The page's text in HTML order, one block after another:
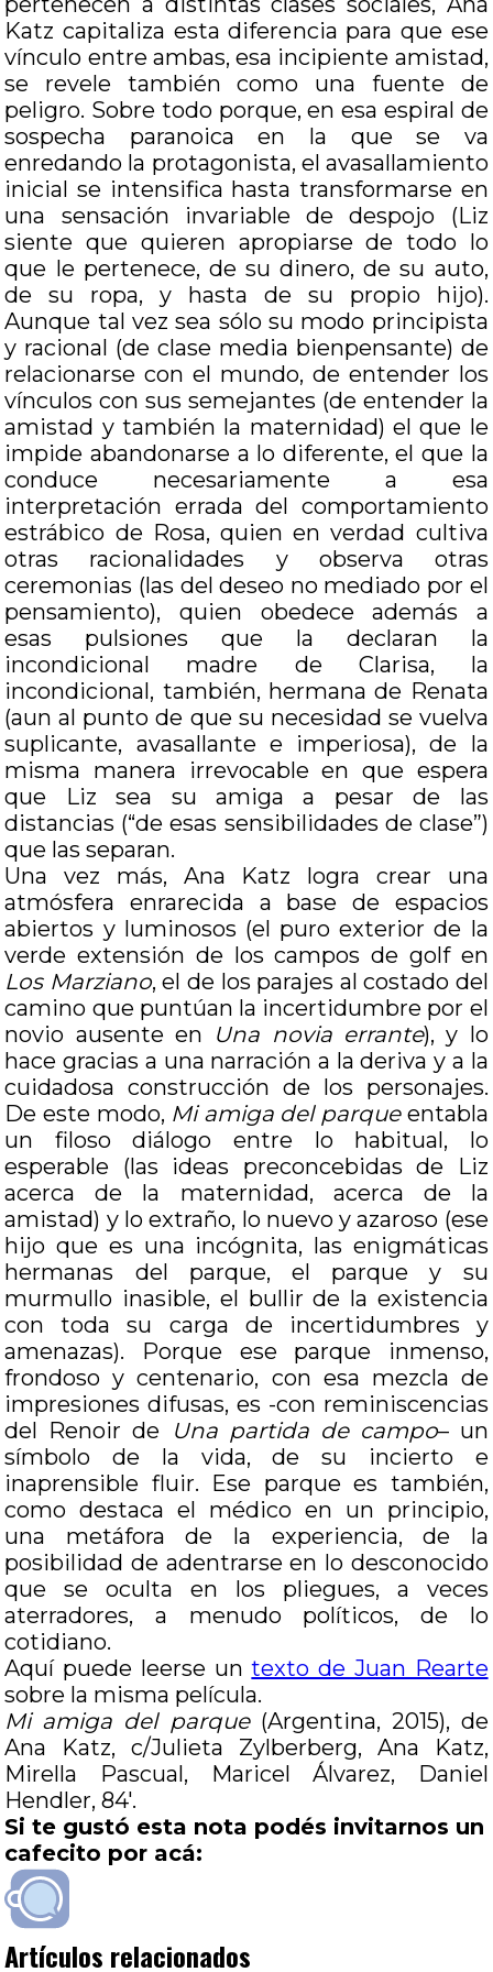
Katz capitaliza esta diferencia para que ese
vínculo entre ambas, esa incipiente amistad,
se revele también como una fuente de
peligro. Sobre todo porque, en esa espiral de
sospecha paranoica en la que se va
enredando la protagonista, el avasallamiento
inicial se intensifica hasta transformarse en
una sensación invariable de despojo (Liz
siente que quieren apropiarse de todo lo
que le pertenece, de su dinero, de su auto,
de su ropa, y hasta de su propio hijo).
Aunque tal vez sea sólo su modo principista
y racional (de clase media bienpensante) de
relacionarse con el mundo, de entender los
vínculos con sus semejantes (de entender la
amistad y también la maternidad) el que le
impide abandonarse a lo diferente, el que la
conduce necesariamente a esa
interpretación errada del comportamiento
estrábico de Rosa, quien en verdad cultiva
otras racionalidades y observa otras
ceremonias (las del deseo no mediado por el
pensamiento), quien obedece además a
esas pulsiones que la declaran la
incondicional madre de Clarisa, la
incondicional, también, hermana de Renata
(aun al punto de que su necesidad se vuelva
suplicante, avasallante e imperiosa), de la
misma manera irrevocable en que espera
que Liz sea su amiga a pesar de las
distancias (“de esas sensibilidades de clase”)
que las separan.
Una vez más, Ana Katz logra crear una
atmósfera enrarecida a base de espacios
abiertos y luminosos (el puro exterior de la
verde extensión de los campos de golf en
Los Marziano, el de los parajes al costado del
camino que puntúan la incertidumbre por el
novio ausente en Una novia errante), y lo
hace gracias a una narración a la deriva y a la
cuidadosa construcción de los personajes.
De este modo, Mi amiga del parqueentabla
un filoso diálogo entre lo habitual, lo
esperable (las ideas preconcebidas de Liz
acerca de la maternidad, acerca de la
amistad) y lo extraño, lo nuevo y azaroso (ese
hijo que es una incógnita, las enigmáticas
hermanas del parque, el parque y su
murmullo inasible, el bullir de la existencia
con toda su carga de incertidumbres y
amenazas). Porque ese parque inmenso,
frondoso y centenario, con esa mezcla de
impresiones difusas, es -con reminiscencias
del Renoir de
Una partida de campo– un
símbolo de la vida, de su incierto e
inaprensible fluir. Ese parque es también,
como destaca el médico en un principio,
una metáfora de la experiencia, de la
posibilidad de adentrarse en lo desconocido
que se oculta en los pliegues, a veces
aterradores, a menudo políticos, de lo
cotidiano.
Aquí puede leerse untexto de Juan Rearte
sobre la misma película.
Mi amiga del parque(Argentina, 2015), de
Ana Katz, c/Julieta Zylberberg, Ana Katz,
Mirella Pascual, Maricel Álvarez, Daniel
Hendler, 84′.
Si te gustó esta nota podés invitarnos un
cafecito por acá:
Artículos relacionados